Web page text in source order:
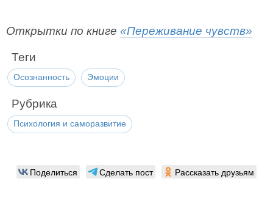
Открытки по книге «Переживание чувств»
Теги
Осознанность Эмоции
Рубрика
Психология и саморазвитие
Поделиться Сделать пост Рассказать друзьям